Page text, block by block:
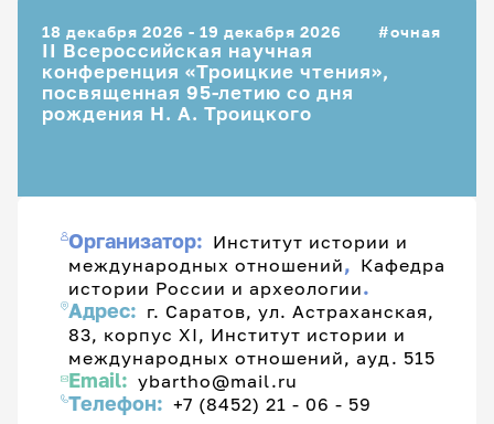
18 декабря 2026 - 19 декабря 2026 очная
II Всероссийская научная
конференция «Троицкие чтения»,
посвященная 95-летию со дня
рождения Н. А. Троицкого
Организатор: Институт истории и
международных отношений, Кафедра
истории России и археологии.
Адрес: г. Саратов, ул. Астраханская,
83, корпус XI, Институт истории и
международных отношений, ауд. 515
Email: ybartho@mail.ru
Телефон: +7 (8452) 21 - 06 - 59